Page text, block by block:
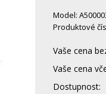
Model:
Produktové
Vaše cena
Vaše cena
Dostupnost: